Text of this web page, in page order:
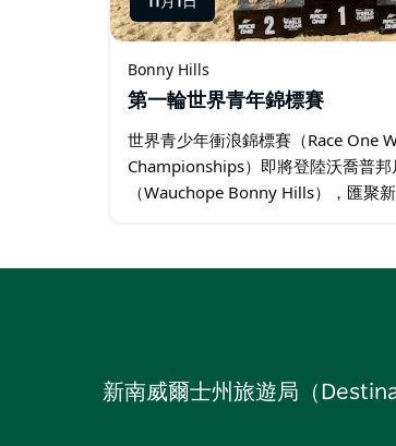
Bonny Hills
第一輪世界青年錦標賽
世界青少年衝浪錦標賽（Race One
Championships）即將登陸沃喬普邦
（Wauchope Bonny Hills），匯聚
新南威爾士州旅遊局（